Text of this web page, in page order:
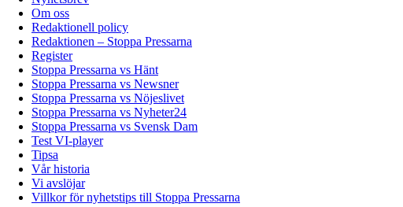
Om oss
Redaktionell policy
Redaktionen – Stoppa Pressarna
Register
Stoppa Pressarna vs Hänt
Stoppa Pressarna vs Newsner
Stoppa Pressarna vs Nöjeslivet
Stoppa Pressarna vs Nyheter24
Stoppa Pressarna vs Svensk Dam
Test VI-player
Tipsa
Vår historia
Vi avslöjar
Villkor för nyhetstips till Stoppa Pressarna